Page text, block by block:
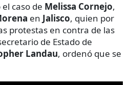
caso de Melissa Cornejo,
en Jalisco, quien por
protestas en contra de las
de Estado de
Landau, ordenó que se